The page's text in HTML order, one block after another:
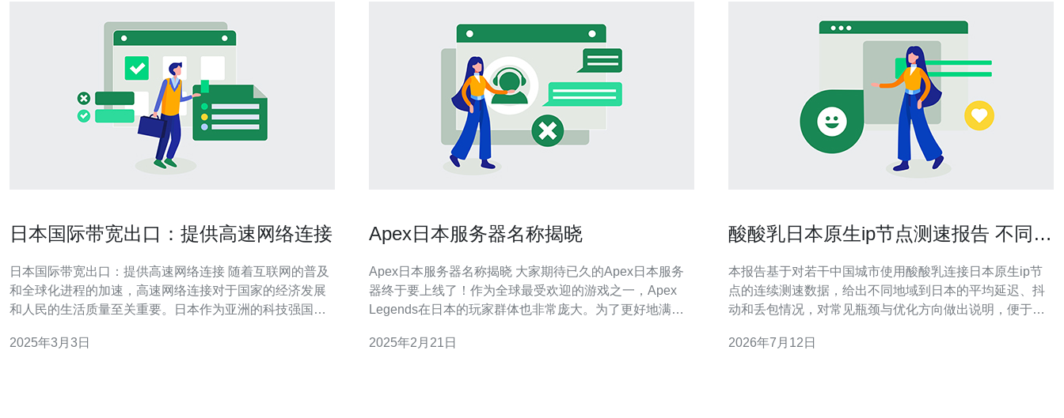
日本国际带宽出口：提供高速网络连接
日本国际带宽出口：提供高速网络连接 随着互联网的普及
和全球化进程的加速，高速网络连接对于国家的经济发展
和人民的生活质量至关重要。日本作为亚洲的科技强国，
带宽出口的重要性以及它如何提供高速网络连接。 作为世
2025年3月3日
Apex日本服务器名称揭晓
Apex日本服务器名称揭晓 大家期待已久的Apex日本服务
器终于要上线了！作为全球最受欢迎的游戏之一，Apex
Legends在日本的玩家群体也非常庞大。为了更好地满足
器，并征集服务器名称。经过广大玩家的投票，最终决定
2025年2月21日
酸酸乳日本原生ip节点测速报告 不同城
本报告基于对若干中国城市使用酸酸乳连接日本原生ip节
点的连续测速数据，给出不同地域到日本的平均延迟、抖
动和丢包情况，对常见瓶颈与优化方向做出说明，便于用
少城市，样本规模如何？ 本次测速覆盖了10个典型城市：
2026年7月12日